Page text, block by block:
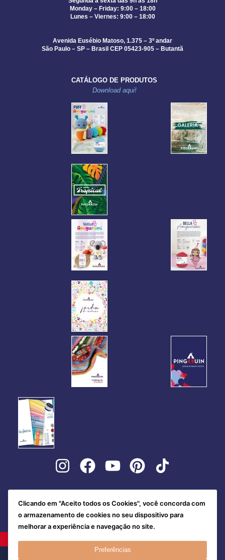
Monday – Friday: 9:00 – 18:00
Lunes – Viernes: 9:00 – 18:00
Avenida Eusébio Matoso, 1.375 – 3º andar
São Paulo – SP – Brasil CEP 05423-905 – Butantã
CATÁLOGO DE PRODUTOS
Download aqui!
Clicando em "Aceito todos os Cookies", você concorda com
o armazenamento de cookies no seu dispositivo para
melhorar a experiência e navegação no site.
Preferências